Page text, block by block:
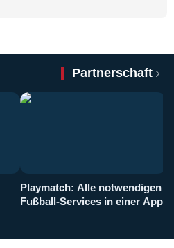
Partnerschaft
Playmatch: Alle notwendigen
Fußball-Services in einer App